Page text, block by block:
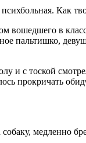
Как
вошедшего в
пальтишко,
и с тоской
прокричать
медленно